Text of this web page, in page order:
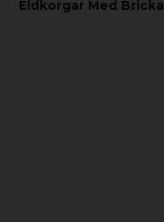
Eldkorgar Med Bricka